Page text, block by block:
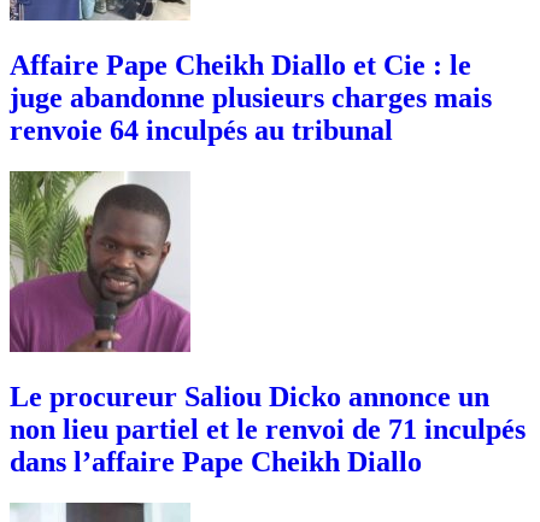
Affaire Pape Cheikh Diallo et Cie : le
juge abandonne plusieurs charges mais
renvoie 64 inculpés au tribunal
Le procureur Saliou Dicko annonce un
non lieu partiel et le renvoi de 71 inculpés
dans l’affaire Pape Cheikh Diallo